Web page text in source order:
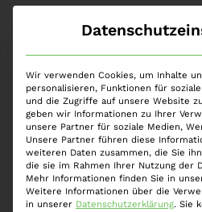
FAQs – Häufig
Vorladung
Was bedeutet eine
Strafrecht?
Müssen
polizeilichen
Wir verwenden Cookies, um Inhalte
personalisieren, Funktionen für
und die Zugriffe auf unsere Website
geben wir Informationen zu Ihrer
unsere Partner für soziale Medien,
Unsere Partner führen diese
weiteren Daten zusammen, die Sie
die sie im Rahmen Ihrer Nutzung der
Mehr Informationen finden Sie in
Weitere Informationen über die
in unserer Datenschutzerklärung. Sie